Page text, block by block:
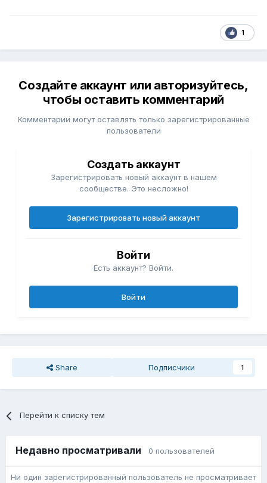
1
Создайте аккаунт или авторизуйтесь,
чтобы оставить комментарий
Комментарии могут оставлять только зарегистрированные
пользователи
Создать аккаунт
Зарегистрировать новый аккаунт в нашем
сообществе. Это несложно!
Зарегистрировать новый аккаунт
Войти
Есть аккаунт? Войти.
Войти
Share Подписчики 1
Перейти к списку тем
Недавно просматривали 0 пользователей
Ни один зарегистрированный пользователь не просматривает